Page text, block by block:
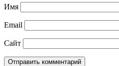
Имя
Email
Сайт